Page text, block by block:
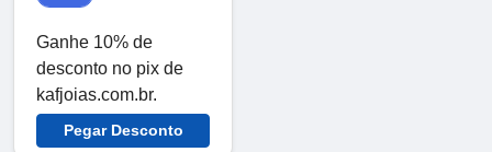
Ganhe 10% de
desconto no pix de
kafjoias.com.br.
Pegar Desconto